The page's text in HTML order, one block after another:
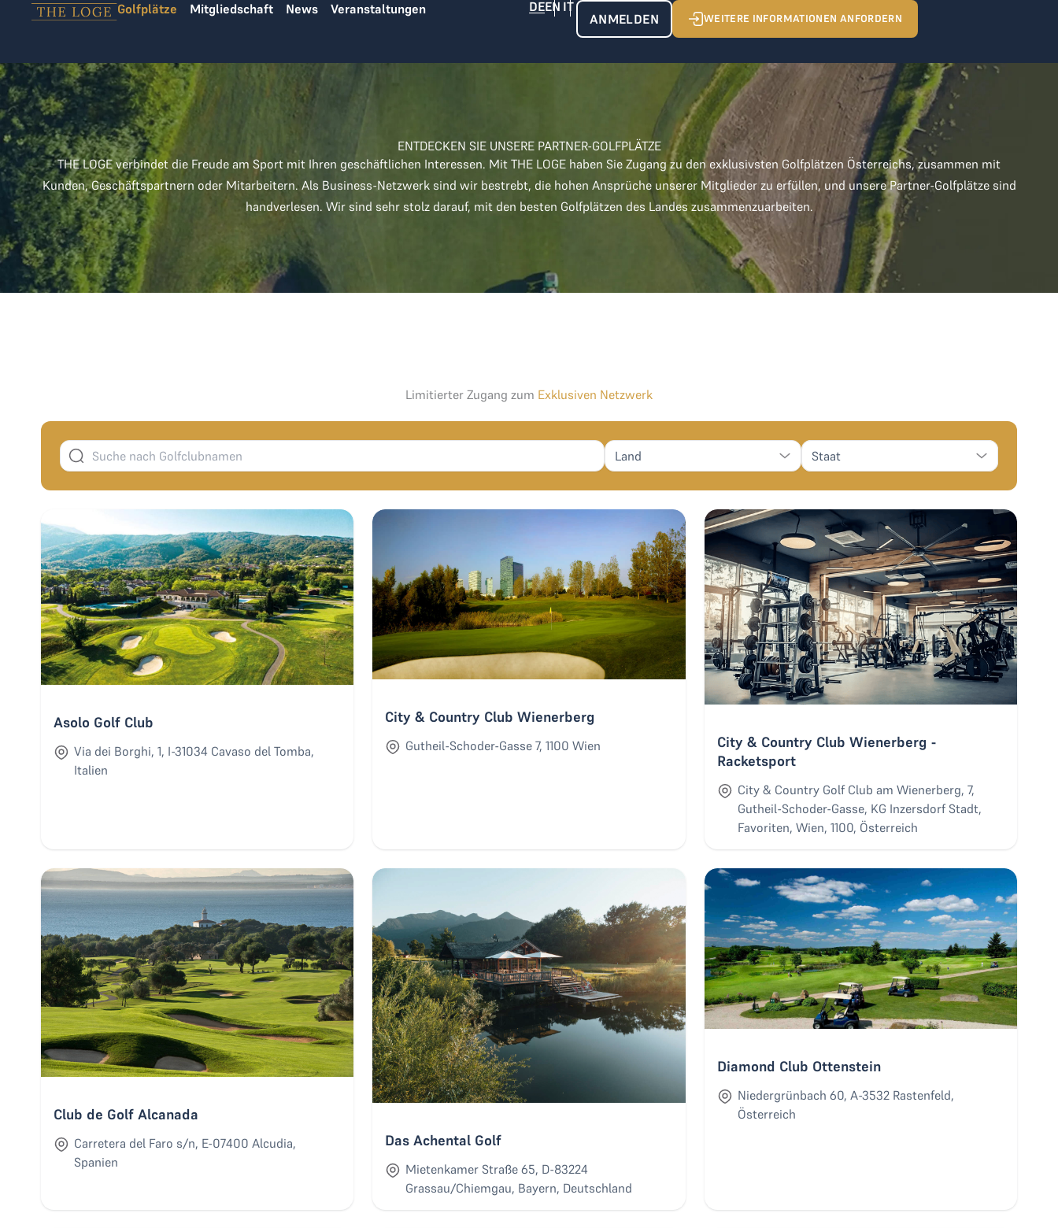
Zum Inhalt springen Golfplätze Mitgliedschaft News Veranstaltungen
ANMELDEN WEITERE INFORMATIONEN ANFORDERN
ENTDECKEN SIE UNSERE PARTNER-GOLFPLÄTZE
THE LOGE verbindet die Freude am Sport mit Ihren geschäftlichen Interessen. Mit THE LOGE haben Sie Zugang zu den exklusivsten Golfplätzen Österreichs, zusammen mit
Kunden, Geschäftspartnern oder Mitarbeitern. Als Business-Netzwerk sind wir bestrebt, die hohen Ansprüche unserer Mitglieder zu erfüllen, und unsere Partner-Golfplätze sind
handverlesen. Wir sind sehr stolz darauf, mit den besten Golfplätzen des Landes zusammenzuarbeiten.
Limitierter Zugang zum Exklusiven Netzwerk
Asolo Golf Club
Via dei Borghi, 1, I-31034 Cavaso del Tomba,
Italien
City & Country Club Wienerberg
Gutheil-Schoder-Gasse 7, 1100 Wien
City & Country Club Wienerberg -
Racketsport
City & Country Golf Club am Wienerberg, 7,
Gutheil-Schoder-Gasse, KG Inzersdorf Stadt,
Favoriten, Wien, 1100, Österreich
Club de Golf Alcanada
Carretera del Faro s/n, E-07400 Alcudia,
Spanien
Das Achental Golf
Mietenkamer Straße 65, D-83224
Grassau/Chiemgau, Bayern, Deutschland
Diamond Club Ottenstein
Niedergrünbach 60, A-3532 Rastenfeld,
Österreich